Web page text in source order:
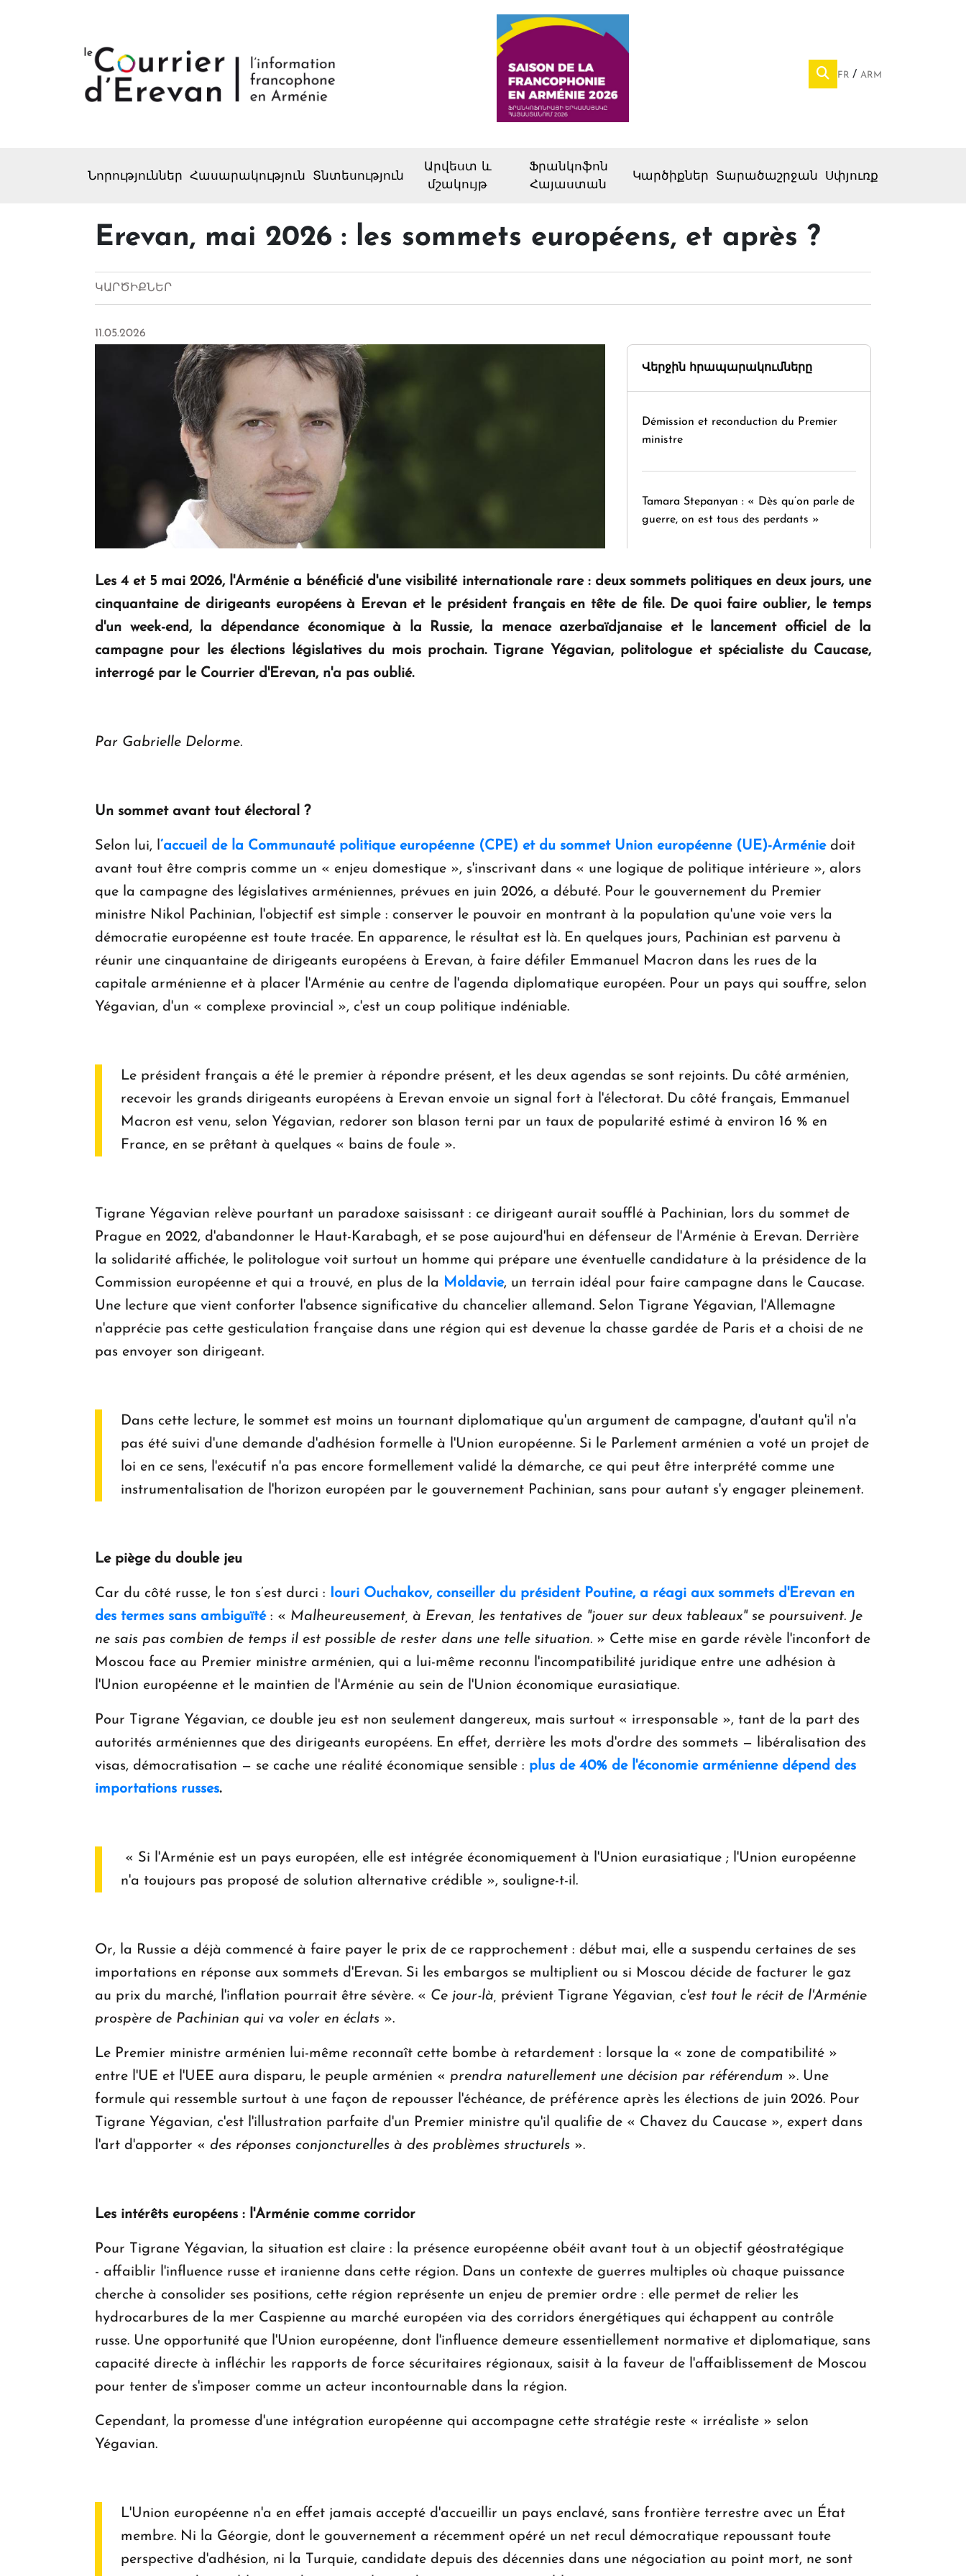
FR ARM
Նորություններ Հասարակություն Տնտեսություն
Արվեստ և
մշակույթ
Ֆրանկոֆոն
Հայաստան
Կարծիքներ Տարածաշրջան Սփյուռք
Erevan, mai 2026 : les sommets européens, et après ?
ԿԱՐԾԻՔՆԵՐ
11.05.2026
Վերջին հրապարակումները
Démission et reconduction du Premier
ministre
Tamara Stepanyan : « Dès qu’on parle de
guerre, on est tous des perdants »
" Tant qu'il n'existe pas d'alternative
concrète, la question d'un référendum ne
se pose pas. "
Les 4 et 5 mai 2026, l'Arménie a bénéficié d'une visibilité internationale rare : deux sommets politiques en deux jours, une
cinquantaine de dirigeants européens à Erevan et le président français en tête de file. De quoi faire oublier, le temps
d'un week-end, la dépendance économique à la Russie, la menace azerbaïdjanaise et le lancement officiel de la
campagne pour les élections législatives du mois prochain. Tigrane Yégavian, politologue et spécialiste du Caucase,
interrogé par le Courrier d'Erevan, n'a pas oublié.
Par Gabrielle Delorme.
Un sommet avant tout électoral ?
Selon lui, l’accueil de la Communauté politique européenne (CPE) et du sommet Union européenne (UE)-Arméniedoit
avant tout être compris comme un « enjeu domestique », s'inscrivant dans « une logique de politique intérieure », alors
que la campagne des législatives arméniennes, prévues en juin 2026, a débuté. Pour le gouvernement du Premier
ministre Nikol Pachinian, l'objectif est simple : conserver le pouvoir en montrant à la population qu'une voie vers la
démocratie européenne est toute tracée. En apparence, le résultat est là. En quelques jours, Pachinian est parvenu à
réunir une cinquantaine de dirigeants européens à Erevan, à faire défiler Emmanuel Macron dans les rues de la
capitale arménienne et à placer l'Arménie au centre de l'agenda diplomatique européen. Pour un pays qui souffre, selon
Yégavian, d'un « complexe provincial », c'est un coup politique indéniable.
Le président français a été le premier à répondre présent, et les deux agendas se sont rejoints. Du côté arménien,
recevoir les grands dirigeants européens à Erevan envoie un signal fort à l'électorat. Du côté français, Emmanuel
Macron est venu, selon Yégavian, redorer son blason terni par un taux de popularité estimé à environ 16 % en
France, en se prêtant à quelques « bains de foule ».
Tigrane Yégavian relève pourtant un paradoxe saisissant : ce dirigeant aurait soufflé à Pachinian, lors du sommet de
Prague en 2022, d'abandonner le Haut-Karabagh, et se pose aujourd'hui en défenseur de l'Arménie à Erevan. Derrière
la solidarité affichée, le politologue voit surtout un homme qui prépare une éventuelle candidature à la présidence de la
Commission européenne et qui a trouvé, en plus de la Moldavie, un terrain idéal pour faire campagne dans le Caucase.
Une lecture que vient conforter l'absence significative du chancelier allemand. Selon Tigrane Yégavian, l'Allemagne
n'apprécie pas cette gesticulation française dans une région qui est devenue la chasse gardée de Paris et a choisi de ne
pas envoyer son dirigeant.
Dans cette lecture, le sommet est moins un tournant diplomatique qu'un argument de campagne, d'autant qu'il n'a
pas été suivi d'une demande d'adhésion formelle à l'Union européenne. Si le Parlement arménien a voté un projet de
loi en ce sens, l'exécutif n'a pas encore formellement validé la démarche, ce qui peut être interprété comme une
instrumentalisation de l'horizon européen par le gouvernement Pachinian, sans pour autant s'y engager pleinement.
Le piège du double jeu
Car du côté russe, le ton s’est durci : Iouri Ouchakov, conseiller du président Poutine, a réagi aux sommets d'Erevan en
des termes sans ambiguïté : « Malheureusement, à Erevan, les tentatives de "jouer sur deux tableaux" se poursuivent. Je
ne sais pas combien de temps il est possible de rester dans une telle situation. » Cette mise en garde révèle l'inconfort de
Moscou face au Premier ministre arménien, qui a lui-même reconnu l'incompatibilité juridique entre une adhésion à
l'Union européenne et le maintien de l'Arménie au sein de l'Union économique eurasiatique.
Pour Tigrane Yégavian, ce double jeu est non seulement dangereux, mais surtout « irresponsable », tant de la part des
autorités arméniennes que des dirigeants européens. En effet, derrière les mots d'ordre des sommets — libéralisation des
visas, démocratisation — se cache une réalité économique sensible : plus de 40% de l'économie arménienne dépend des
importations russes.
« Si l'Arménie est un pays européen, elle est intégrée économiquement à l'Union eurasiatique ; l'Union européenne
n'a toujours pas proposé de solution alternative crédible », souligne-t-il.
Or, la Russie a déjà commencé à faire payer le prix de ce rapprochement : début mai, elle a suspendu certaines de ses
importations en réponse aux sommets d'Erevan. Si les embargos se multiplient ou si Moscou décide de facturer le gaz
au prix du marché, l'inflation pourrait être sévère. « Ce jour-là, prévient Tigrane Yégavian, c'est tout le récit de l'Arménie
prospère de Pachinian qui va voler en éclats ».
Le Premier ministre arménien lui-même reconnaît cette bombe à retardement : lorsque la « zone de compatibilité »
entre l'UE et l'UEE aura disparu, le peuple arménien « prendra naturellement une décision par référendum ». Une
formule qui ressemble surtout à une façon de repousser l'échéance, de préférence après les élections de juin 2026. Pour
Tigrane Yégavian, c'est l'illustration parfaite d'un Premier ministre qu'il qualifie de « Chavez du Caucase », expert dans
l'art d'apporter « des réponses conjoncturelles à des problèmes structurels ».
Les intérêts européens : l'Arménie comme corridor
Pour Tigrane Yégavian, la situation est claire : la présence européenne obéit avant tout à un objectif géostratégique
- affaiblir l'influence russe et iranienne dans cette région. Dans un contexte de guerres multiples où chaque puissance
cherche à consolider ses positions, cette région représente un enjeu de premier ordre : elle permet de relier les
hydrocarbures de la mer Caspienne au marché européen via des corridors énergétiques qui échappent au contrôle
russe. Une opportunité que l'Union européenne, dont l'influence demeure essentiellement normative et diplomatique, sans
capacité directe à infléchir les rapports de force sécuritaires régionaux, saisit à la faveur de l'affaiblissement de Moscou
pour tenter de s'imposer comme un acteur incontournable dans la région.
Cependant, la promesse d'une intégration européenne qui accompagne cette stratégie reste « irréaliste » selon
Yégavian.
L'Union européenne n'a en effet jamais accepté d'accueillir un pays enclavé, sans frontière terrestre avec un État
membre. Ni la Géorgie, dont le gouvernement a récemment opéré un net recul démocratique repoussant toute
perspective d'adhésion, ni la Turquie, candidate depuis des décennies dans une négociation au point mort, ne sont